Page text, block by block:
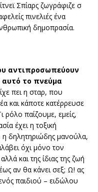
Σπίαρς ζωγράφιζε σ
πινελιές ένα
δημοπρασία.
αντιπροσωπεύουν
αυτό το πνεύμα
πει η σταρ, που
και κάποτε κατέρρευσε
ρόλο παίζουμε, εμείς,
έχει η τοξική
η δηλητηριώδης μανούλα,
όχι μόνο τον
και της ίδιας της ζωή
αν θα κάνει σεξ; Ω! ας
παιδιού – ειδώλου